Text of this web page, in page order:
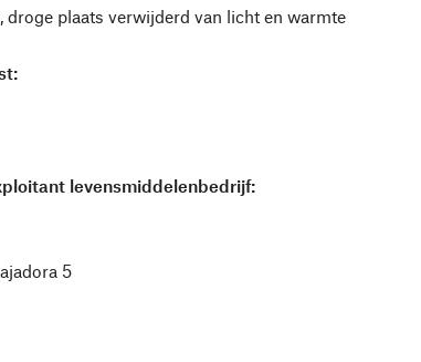
droge plaats verwijderd van licht en warmte
levensmiddelenbedrijf:
5